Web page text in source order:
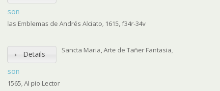
son
las Emblemas de Andrés Alciato, 1615, f34r-34v
Details
son
Sancta Maria, Arte de Tañer Fantasia,
1565, Al pio Lector